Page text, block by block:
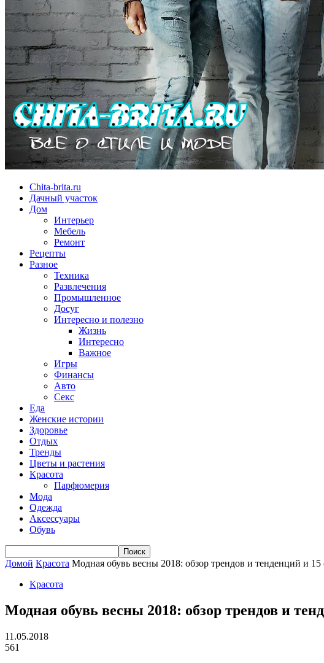
Chita-brita.ru
Дачный участок
Дом
Интерьер
Мебель
Ремонт
Рецепты
Разное
Техника
Развлечения
Промышленное
Досуг
Интересно и полезно
Жизнь
Интересно
Важное
Игры
Финансы
Авто
Секс
Еда
Женские истории
Здоровье
Отдых
Тренды
Цветы и растения
Красота
Парфюмерия
Мода
Одежда
Аксессуары
Обувь
Домой Красота Модная обувь весны 2018: обзор трендов и тенденций и 15
Красота
Модная обувь весны 2018: обзор трендов и
11.05.2018
561